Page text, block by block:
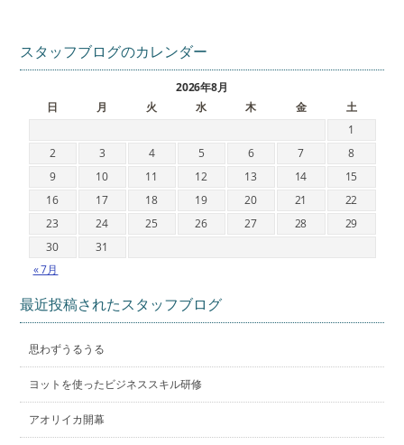
スタッフブログのカレンダー
2026年8月
日
月 火 水 木 金 土
« 7月
1
2
3 4 5 6 7
8
9
10 11 12 13 14
15
16
17 18 19 20 21
22
23
24 25 26 27 28
29
30
31
最近投稿されたスタッフブログ
思わずうるうる
ヨットを使ったビジネススキル研修
アオリイカ開幕